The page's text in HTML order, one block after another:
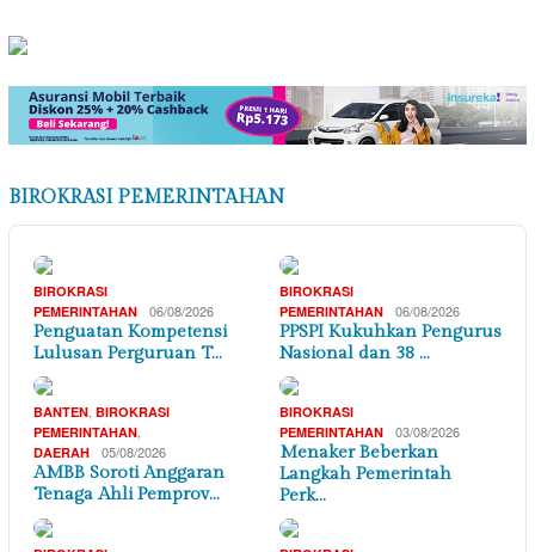
BIROKRASI PEMERINTAHAN
BIROKRASI
PEMERINTAHAN
06/08/2026
Penguatan Kompetensi
Lulusan Perguruan T…
BIROKRASI
PEMERINTAHAN
06/08/2026
PPSPI Kukuhkan Pengurus
Nasional dan 38 …
BANTEN, BIROKRASI
PEMERINTAHAN,
DAERAH 05/08/2026
AMBB Soroti Anggaran
Tenaga Ahli Pemprov…
BIROKRASI
PEMERINTAHAN
03/08/2026
Menaker Beberkan
Langkah Pemerintah
Perk…